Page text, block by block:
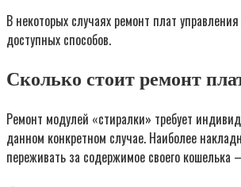
В некоторых случаях ремонт плат
доступных способов.
Сколько стоит ремонт
Ремонт модулей «стиралки» требует
данном конкретном случае. Наиболее
переживать за содержимое своего